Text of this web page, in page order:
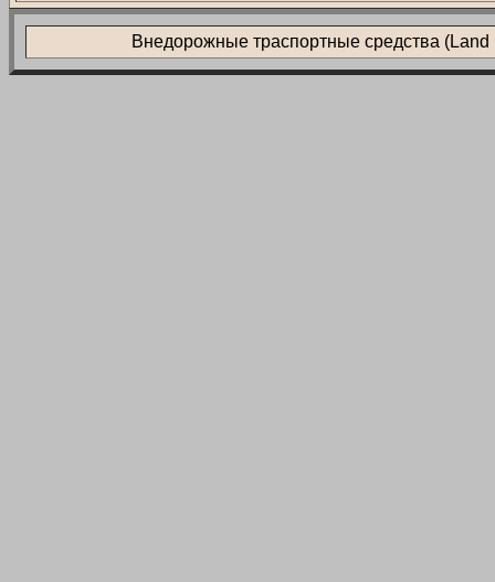
Внедорожные траспортные средства